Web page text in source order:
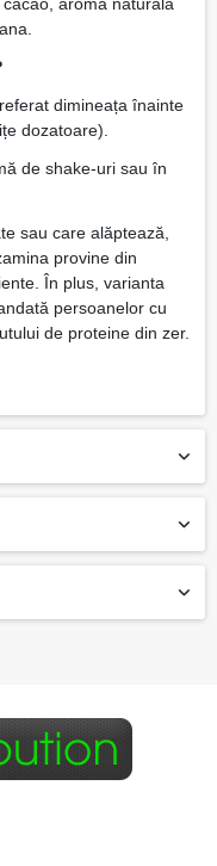
dimineața înainte
dozatoare).
de shake-uri sau în
sau care alăptează,
provine din
În plus, varianta
persoanelor cu
de proteine din zer.